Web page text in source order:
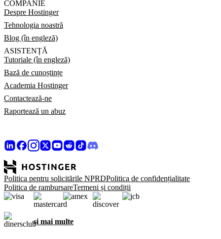
COMPANIE
Despre Hostinger
Tehnologia noastră
Blog (în engleză)
ASISTENȚĂ
Tutoriale (în engleză)
Bază de cunoștințe
Academia Hostinger
Contactează-ne
Raportează un abuz
Politica pentru solicitările NPRDPolitica de confidențialitate
Politica de rambursareTermeni și condiții
și mai multe